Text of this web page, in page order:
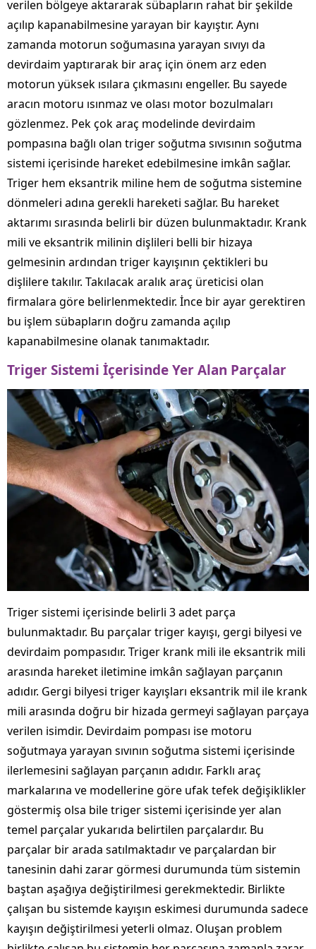
verilen bölgeye aktararak sübapların rahat bir şekilde
açılıp kapanabilmesine yarayan bir kayıştır. Aynı
zamanda motorun soğumasına yarayan sıvıyı da
devirdaim yaptırarak bir araç için önem arz eden
motorun yüksek ısılara çıkmasını engeller. Bu sayede
aracın motoru ısınmaz ve olası motor bozulmaları
gözlenmez. Pek çok araç modelinde devirdaim
pompasına bağlı olan triger soğutma sıvısının soğutma
sistemi içerisinde hareket edebilmesine imkân sağlar.
Triger hem eksantrik miline hem de soğutma sistemine
dönmeleri adına gerekli hareketi sağlar. Bu hareket
aktarımı sırasında belirli bir düzen bulunmaktadır. Krank
mili ve eksantrik milinin dişlileri belli bir hizaya
gelmesinin ardından triger kayışının çektikleri bu
dişlilere takılır. Takılacak aralık araç üreticisi olan
firmalara göre belirlenmektedir. İnce bir ayar gerektiren
bu işlem sübapların doğru zamanda açılıp
kapanabilmesine olanak tanımaktadır.
Triger Sistemi İçerisinde Yer Alan Parçalar
Triger sistemi içerisinde belirli 3 adet parça
bulunmaktadır. Bu parçalar triger kayışı, gergi bilyesi ve
devirdaim pompasıdır. Triger krank mili ile eksantrik mili
arasında hareket iletimine imkân sağlayan parçanın
adıdır. Gergi bilyesi triger kayışları eksantrik mil ile krank
mili arasında doğru bir hizada germeyi sağlayan parçaya
verilen isimdir. Devirdaim pompası ise motoru
soğutmaya yarayan sıvının soğutma sistemi içerisinde
ilerlemesini sağlayan parçanın adıdır. Farklı araç
markalarına ve modellerine göre ufak tefek değişiklikler
göstermiş olsa bile triger sistemi içerisinde yer alan
temel parçalar yukarıda belirtilen parçalardır. Bu
parçalar bir arada satılmaktadır ve parçalardan bir
tanesinin dahi zarar görmesi durumunda tüm sistemin
baştan aşağıya değiştirilmesi gerekmektedir. Birlikte
çalışan bu sistemde kayışın eskimesi durumunda sadece
kayışın değiştirilmesi yeterli olmaz. Oluşan problem